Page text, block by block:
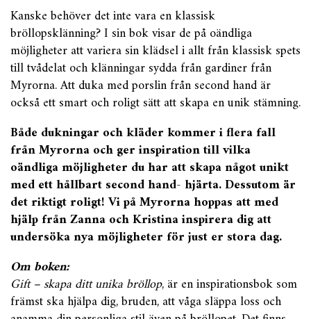
Kanske behöver det inte vara en klassisk
bröllopsklänning? I sin bok visar de på oändliga
möjligheter att variera sin klädsel i allt från klassisk spets
till tvådelat och klänningar sydda från gardiner från
Myrorna. Att duka med porslin från second hand är
också ett smart och roligt sätt att skapa en unik stämning.
Både dukningar och kläder kommer i flera fall
från Myrorna och ger inspiration till vilka
oändliga möjligheter du har att skapa något unikt
med ett hållbart second hand- hjärta. Dessutom är
det riktigt roligt! Vi på Myrorna hoppas att med
hjälp från Zanna och Kristina inspirera dig att
undersöka nya möjligheter för just er stora dag.
Om boken:
Gift – skapa ditt unika bröllop, är en inspirationsbok som
främst ska hjälpa dig, bruden, att våga släppa loss och